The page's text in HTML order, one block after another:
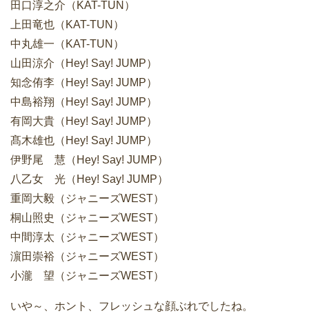
田口淳之介（KAT-TUN）
上田竜也（KAT-TUN）
中丸雄一（KAT-TUN）
山田涼介（Hey! Say! JUMP）
知念侑李（Hey! Say! JUMP）
中島裕翔（Hey! Say! JUMP）
有岡大貴（Hey! Say! JUMP）
髙木雄也（Hey! Say! JUMP）
伊野尾 慧（Hey! Say! JUMP）
八乙女 光（Hey! Say! JUMP）
重岡大毅（ジャニーズWEST）
桐山照史（ジャニーズWEST）
中間淳太（ジャニーズWEST）
濵田崇裕（ジャニーズWEST）
小瀧 望（ジャニーズWEST）
いや～、ホント、フレッシュな顔ぶれでしたね。